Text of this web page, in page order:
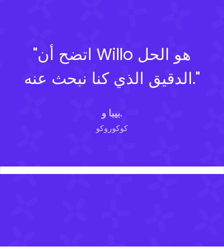
"اتضح أن Willo هو الحل
الدقيق الذي كنا نبحث عنه."
بيبا و.
كوكوروكو